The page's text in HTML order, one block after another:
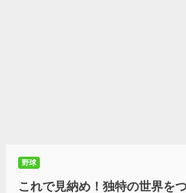
野球
これで見納め！独特の世界を